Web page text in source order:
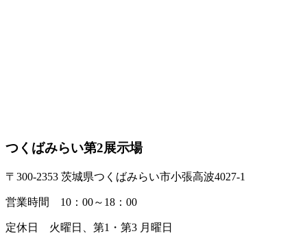
つくばみらい第2展示場
〒300-2353 茨城県つくばみらい市小張高波4027-1
営業時間 10：00～18：00
定休日 火曜日、第1・第3 月曜日